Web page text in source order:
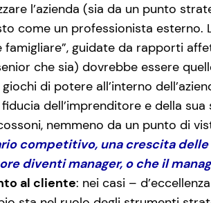
l’azienda (sia da un punto
come un professionista
famigliare”, guidate da rapporti
che sia) dovrebbe essere
di potere all’interno
dell’imprenditore e della
nemmeno da un punto di
competitivo, una crescita delle
diventi manager, o che il
al cliente: nei casi –